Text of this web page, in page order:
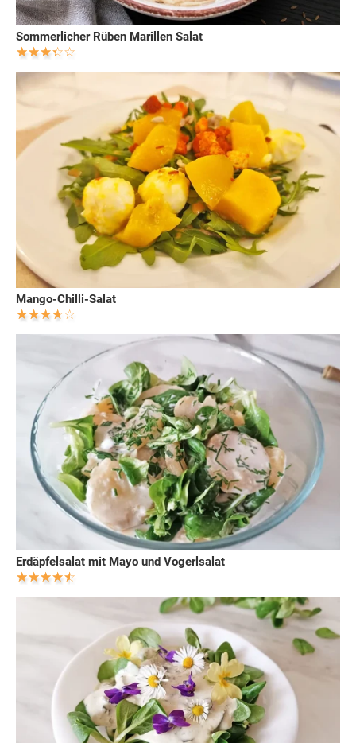
Sommerlicher Rüben Marillen Salat
Mango-Chilli-Salat
Erdäpfelsalat mit Mayo und Vogerlsalat